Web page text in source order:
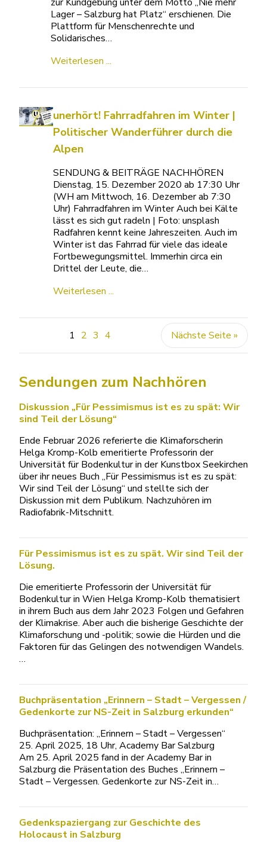
Lager – Salzburg hat Platz“ erschienen. Die
Plattform für Menschenrechte und
Solidarisches…
Weiterlesen ...
unerhört! Fahrradfahren im Winter |
Politischer Wanderführer durch die
Alpen
SENDUNG & BEITRÄGE NACHHÖREN
Dienstag, 15. Dezember 2020 ab 17:30 Uhr
(WH am Mittwoch, 16. Dezember ab 7:30
Uhr) Fahrradfahren im Winter Auch bei Kälte
lässt es sich gut radeln | Foto: unsplash
Radfahren kennt keine Jahreszeiten. Auch im
Winter ist das Fahrrad für viele das ideale
Fortbewegungsmittel. Immerhin circa ein
Drittel der Leute, die…
Weiterlesen ...
1 2 3 4 Nächste Seite »
Sendungen zum Nachhören
Diskussion „Für Pessimismus ist es zu spät: Wir
sind Teil der Lösung“
Ende Februar 2026 referierte die Klimaforscherin
Helga Kromp-Kolb emeritierte Professorin der
Universität für Bodenkultur in der Kunstbox Seekirchen
über ihr neues Buch „Für Pessimismus ist es zu spät:
Wir sind Teil der Lösung“ und stellte sich der
Diskussion mit dem Publikum. Nachzuhören im
Radiofabrik-Mitschnitt.
Für Pessimismus ist es zu spät. Wir sind Teil der
Lösung.
Die emeritierte Professorin der Universität für
Bodenkultur in Wien Helga Kromp-Kolb thematisiert
in ihrem Buch aus dem Jahr 2023 Folgen und Gefahren
der Klimakrise. Aber auch die bisherige Geschichte der
Klimaforschung und -politik; sowie die Hürden und die
Faktoren für das Gelingen des notwendigen Wandels.
…
Buchpräsentation „Erinnern – Stadt – Vergessen /
Gedenkorte zur NS-Zeit in Salzburg erkunden“
Buchpräsentation: „Erinnern – Stadt – Vergessen“
25. April 2025, 18 Uhr, Academy Bar Salzburg
Am 25. April 2025 fand in der Academy Bar in
Salzburg die Präsentation des Buches „Erinnern –
Stadt – Vergessen. Gedenkorte zur NS-Zeit in…
Gedenkspaziergang zur Geschichte des
Holocaust in Salzburg